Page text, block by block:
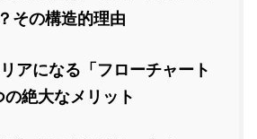
その構造的理由
アになる「フローチャート
絶大なメリット